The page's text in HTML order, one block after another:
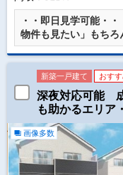
・・即日見学可能・
物件も見たい」もちろ
新築一戸建て おす
深夜対応可能
も助かるエリア・
画像多数